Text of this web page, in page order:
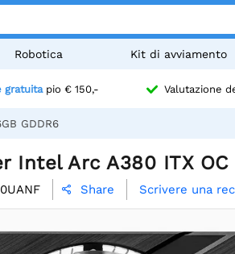
Robotica Kit di avviamento
gratuitapio € 150,- Valutazione
GDDR6
Intel Arc A380 ITX OC
 Share Scrivere una